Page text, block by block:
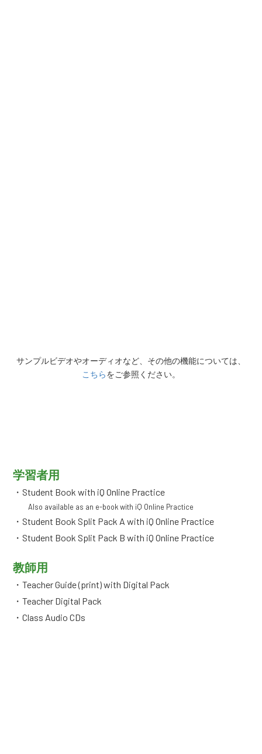
サンプルビデオやオーディオなど、その他の機能については、
こちらをご参照ください。
学習者用
・Student Book with iQ Online Practice
Also available as an e-book with iQ Online Practice
・Student Book Split Pack A with iQ Online Practice
・Student Book Split Pack B with iQ Online Practice
教師用
・Teacher Guide (print) with Digital Pack
・Teacher Digital Pack
・Class Audio CDs